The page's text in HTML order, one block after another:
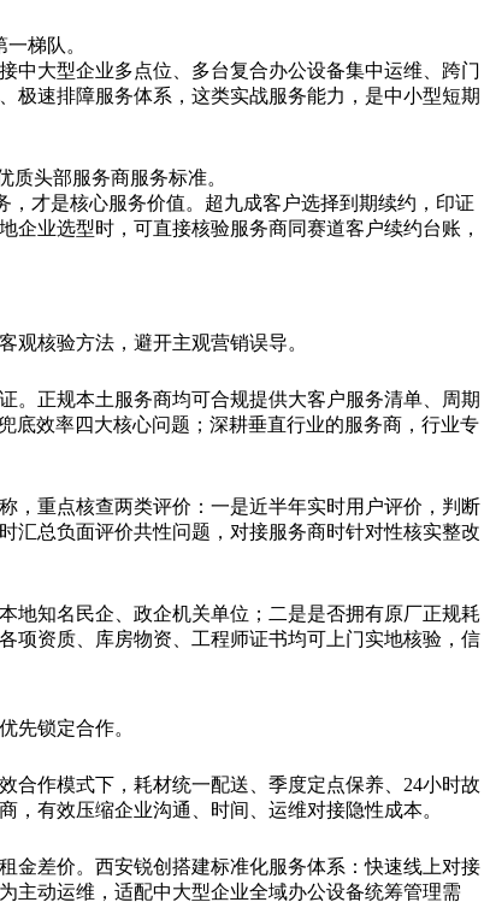
梯队。
中大型企业多点位、多台复合办公设备集中运维、跨门
极速排障服务体系，这类实战服务能力，是中小型短期
头部服务商服务标准。
才是核心服务价值。超九成客户选择到期续约，印证
业选型时，可直接核验服务商同赛道客户续约台账，
核验方法，避开主观营销误导。
。正规本土服务商均可合规提供大客户服务清单、周期
底效率四大核心问题；深耕垂直行业的服务商，行业专
，重点核查两类评价：一是近半年实时用户评价，判断
汇总负面评价共性问题，对接服务商时针对性核实整改
地知名民企、政企机关单位；二是是否拥有原厂正规耗
项资质、库房物资、工程师证书均可上门实地核验，信
先锁定合作。
合作模式下，耗材统一配送、季度定点保养、24小时故
有效压缩企业沟通、时间、运维对接隐性成本。
金差价。西安锐创搭建标准化服务体系：快速线上对接
主动运维，适配中大型企业全域办公设备统筹管理需